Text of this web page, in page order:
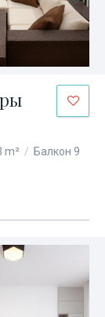
m² / Балкон 9